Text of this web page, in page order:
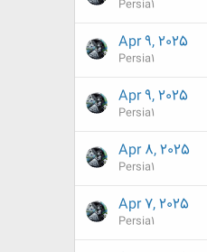
Persia1
Apr 9, 2025
Persia1
Apr 9, 2025
Persia1
Apr 8, 2025
Persia1
Apr 7, 2025
Persia1